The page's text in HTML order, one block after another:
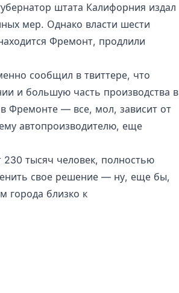
штата Калифорния издал
мер. Однако власти шести
Фремонт, продлили
сообщил в твиттере, что
и большую часть производства в
Фремонте — все, мол, зависит от
автопроизводителю, еще
тысяч человек, полностью
свое решение — ну, еще бы,
города близко к